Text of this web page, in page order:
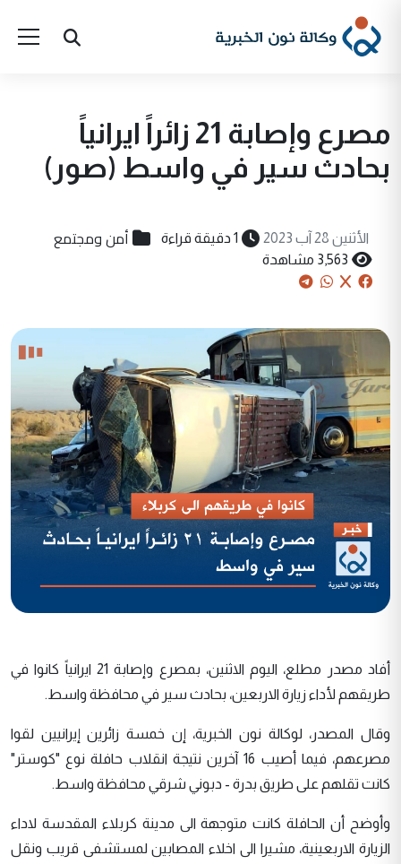
مصرع وإصابة 21 زائراً ايرانياً
بحادث سير في واسط (صور)
الأثنين 28 آب 2023 1 دقيقة قراءة أمن ومجتمع
3,563 مشاهدة
أفاد مصدر مطلع، اليوم الاثنين، بمصرع وإصابة 21 ايرانياً كانوا في
طريقهم لأداء زيارة الاربعين، بحادث سير في محافظة واسط.
وقال المصدر، لوكالة نون الخبرية، إن خمسة زائرين إيرانيين لقوا
مصرعهم، فيما أصيب 16 آخرين نتيجة انقلاب حافلة نوع "كوستر"
كانت تقلهم على طريق بدرة - دبوني شرقي محافظة واسط.
وأوضح أن الحافلة كانت متوجهة الى مدينة كربلاء المقدسة لاداء
الزيارة الاربعينية، مشيرا الى اخلاء المصابين لمستشفى قريب ونقل